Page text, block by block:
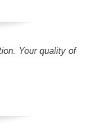
Your quality of